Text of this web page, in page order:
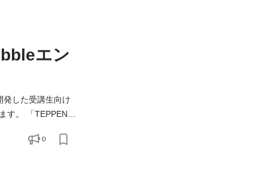
エン
発した受講生向け
す。 「TEPPEN
方を募集します。
0